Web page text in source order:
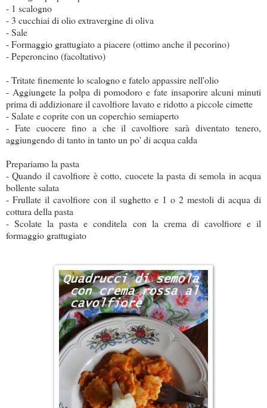
- 1 scalogno
- 3 cucchiai di olio extravergine di oliva
- Sale
- Formaggio grattugiato a piacere (ottimo anche il pecorino)
- Peperoncino (facoltativo)
- Tritate finemente lo scalogno e fatelo appassire nell'olio
- Aggiungete la polpa di pomodoro e fate insaporire alcuni minuti
prima di addizionare il cavolfiore lavato e ridotto a piccole cimette
- Salate e coprite con un coperchio semiaperto
- Fate cuocere fino a che il cavolfiore sarà diventato tenero,
aggiungendo di tanto in tanto un po' di acqua calda
Prepariamo la pasta
- Quando il cavolfiore è cotto, cuocete la pasta di semola in acqua
bollente salata
- Frullate il cavolfiore con il sughetto e 1 o 2 mestoli di acqua di
cottura della pasta
- Scolate la pasta e conditela con la crema di cavolfiore e il
formaggio grattugiato